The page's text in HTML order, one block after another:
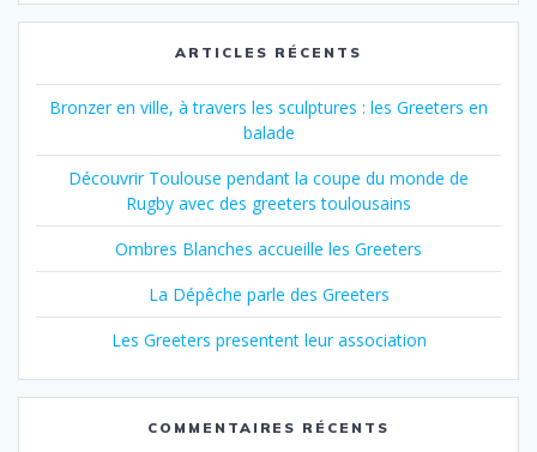
ARTICLES RÉCENTS
Bronzer en ville, à travers les sculptures : les Greeters en
balade
Découvrir Toulouse pendant la coupe du monde de
Rugby avec des greeters toulousains
Ombres Blanches accueille les Greeters
La Dépêche parle des Greeters
Les Greeters presentent leur association
COMMENTAIRES RÉCENTS